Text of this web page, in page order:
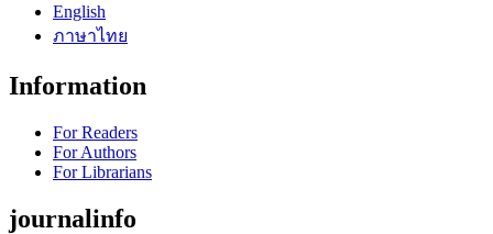
English
ภาษาไทย
Information
For Readers
For Authors
For Librarians
journalinfo